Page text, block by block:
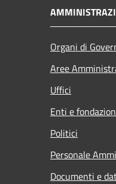
Organi di
Aree
Uffici
Enti e
Politici
Personale
Documenti e